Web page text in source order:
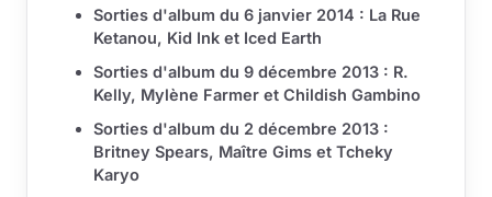
Sorties d'album du 6 janvier 2014 : La Rue
Ketanou, Kid Ink et Iced Earth
Sorties d'album du 9 décembre 2013 : R.
Kelly, Mylène Farmer et Childish Gambino
Sorties d'album du 2 décembre 2013 :
Britney Spears, Maître Gims et Tcheky
Karyo